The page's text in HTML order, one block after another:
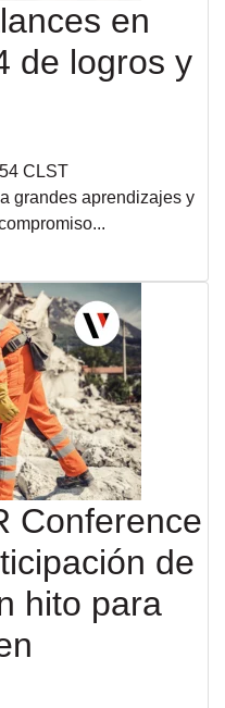
en
de logros y
CLST
grandes aprendizajes y
Conference
de
hito para